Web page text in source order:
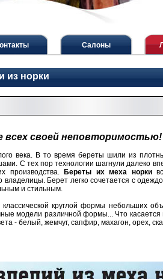
Салоны
из норки
своей неповторимостью!
века. В то время береты шили из
С тех пор технологии шагнули далеко
производства.Береты их меха норки
Берет легко сочетается с
и стильным.
круглой формы небольших
модели различной формы... Что касается
- белый, жемчуг, сапфир, махагон, орех,